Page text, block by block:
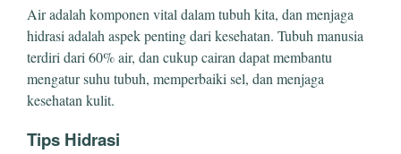
Air adalah komponen vital dalam tubuh kita, dan menjaga
hidrasi adalah aspek penting dari kesehatan. Tubuh manusia
terdiri dari 60% air, dan cukup cairan dapat membantu
mengatur suhu tubuh, memperbaiki sel, dan menjaga
kesehatan kulit.
Tips Hidrasi